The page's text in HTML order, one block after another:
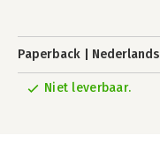
Paperback Nederlands
Niet leverbaar.